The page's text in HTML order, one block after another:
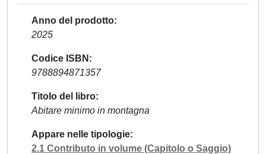
Anno del prodotto
2025
Codice ISBN
9788894871357
Titolo del libro
Abitare minimo in montagna
Appare nelle tipologie
2.1 Contributo in volume (Capitolo o Saggio)